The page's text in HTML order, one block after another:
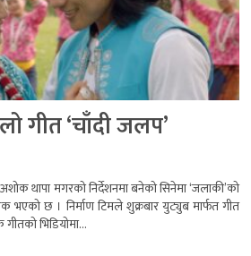
गीत ‘चाँदी जलप’
थापा मगरको निर्देशनमा बनेको सिनेमा ‘जलाकी’को
भएको छ । निर्माण टिमले शुक्रबार युट्युब मार्फत गीत
भिडियोमा...